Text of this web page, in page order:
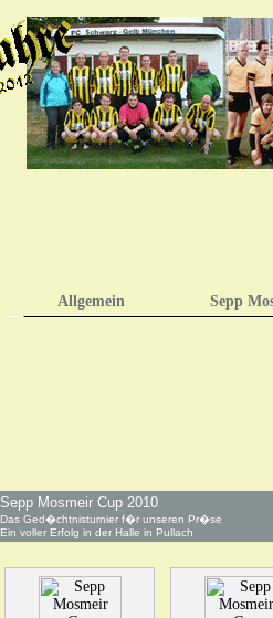
Allgemein Sepp
Sepp Mosmeir Cup 2010
Das Ged�chtnisturnier f�r unseren Pr�se
Ein voller Erfolg in der Halle in Pullach